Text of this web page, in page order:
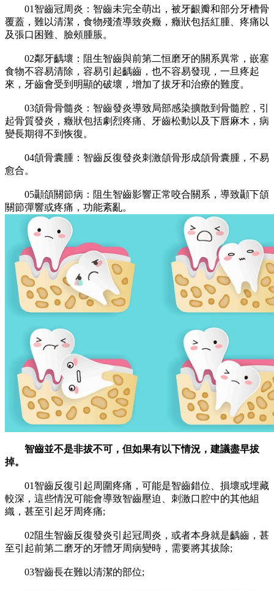
01智齒冠周炎：智齒未完全萌出，被牙齦瓣和部分牙槽骨
覆蓋，難以清潔，食物殘渣導致炎癥，癥狀包括紅腫、疼痛以
及張口困難、臉頰腫脹。
02鄰牙齲壞：阻生智齒與前第二恒磨牙的關系異常，嵌塞
食物不容易清除，容易引起齲齒，也不容易發現，一旦疼起
來，牙齒會受到明顯的破壞，增加了拔牙和治療的難度。
03頜骨骨髓炎：智齒發炎導致局部感染擴散到骨髓腔，引
起骨質發炎，癥狀包括劇烈疼痛、牙齒松動以及下唇麻木，病
變長期得不到恢復。
04頜骨囊腫：智齒反復發炎刺激頜骨形成頜骨囊腫，不易
愈合。
05顳頜關節病：阻生智齒影響正常咬合關系，導致顳下頜
關節彈響或疼痛，功能紊亂。
智齒並不是非拔不可，但如果有以下情況，建議盡早拔
掉。
01智齒反復引起周圍疼痛，可能是智齒錯位、損壞或埋藏
較深，這些情況可能會導致智齒壓迫、刺激口腔中的其他組
織，甚至引起牙周疼痛;
02阻生智齒反復發炎引起冠周炎，或者本身就是齲齒，甚
至引起前第二磨牙的牙體牙周病變時，需要將其拔除;
03智齒長在難以清潔的部位;